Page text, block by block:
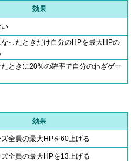
効果
ったときだけ自分のHPを最大HPの
ときに20%の確率で自分のわざゲー
効果
全員の最大HPを60上げる
全員の最大HPを13上げる